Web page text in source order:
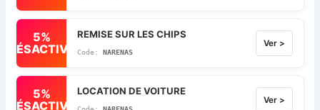
5%
DÉSACTIVÉ
REMISE SUR LES CHIPS
NARENAS
Ver >
5%
DÉSACTIVÉ
LOCATION DE VOITURE
Ver >